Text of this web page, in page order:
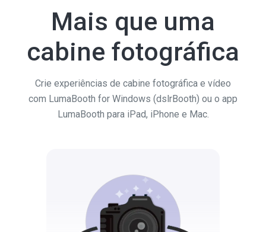
Mais que uma
cabine fotográfica
Crie experiências de cabine fotográfica e vídeo
com LumaBooth for Windows (dslrBooth) ou o app
LumaBooth para iPad, iPhone e Mac.